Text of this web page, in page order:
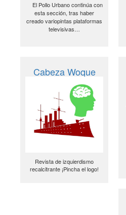
El Pollo Urbano continúa con
esta sección, tras haber
creado variopintas plataformas
televisivas…
Cabeza Woque
Revista de izquierdismo
recalcitrante ¡Pincha el logo!